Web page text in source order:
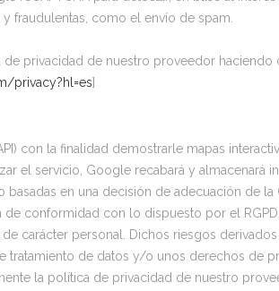
fraudulentas, como el envío de spam.
de privacidad de nuestro proveedor haciendo
privacy?hl=es]
con la finalidad demostrarle mapas
el servicio, Google recabará y
basadas en una decisión de adecuación de
conformidad con lo dispuesto por el
carácter personal. Dichos riesgos
tratamiento de datos y/o unos derechos de
la política de privacidad de nuestro